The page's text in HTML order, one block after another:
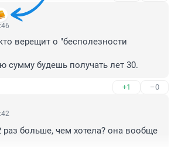
верещит о "бесполезности
сумму будешь получать лет 30.
+1 –0
раз больше, чем хотела? она вообще